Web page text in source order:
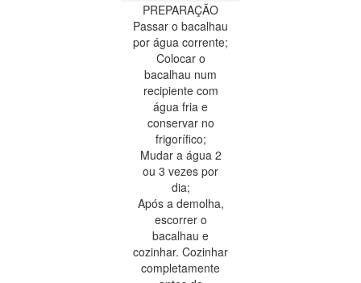
PREPARAÇÃO
Passar o bacalhau
por água corrente;
Colocar o
bacalhau num
recipiente com
água fria e
conservar no
frigorífico;
Mudar a água 2
ou 3 vezes por
dia;
Após a demolha,
escorrer o
bacalhau e
cozinhar. Cozinhar
completamente